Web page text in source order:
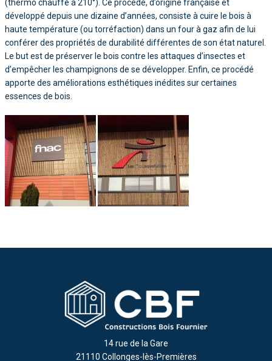
(thermo chauffé à 210°). Ce procédé, d’origine française et
développé depuis une dizaine d’années, consiste à cuire le bois à
haute température (ou torréfaction) dans un four à gaz afin de lui
conférer des propriétés de durabilité différentes de son état naturel.
Le but est de préserver le bois contre les attaques d’insectes et
d’empêcher les champignons de se développer. Enfin, ce procédé
apporte des améliorations esthétiques inédites sur certaines
essences de bois.
14 rue de la Gare
21110 Collonges-lès-Premières